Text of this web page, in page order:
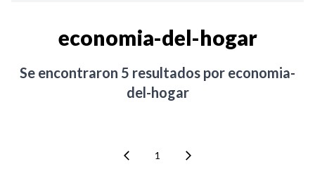
economia-del-hogar
Se encontraron 5 resultados por economia-
del-hogar
1